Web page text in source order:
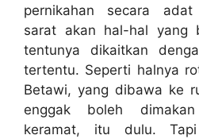
pernikahan secara
sarat akan hal-hal yang
tentunya dikaitkan
tertentu. Seperti halnya
Betawi, yang dibawa ke
enggak boleh
keramat, itu dulu.